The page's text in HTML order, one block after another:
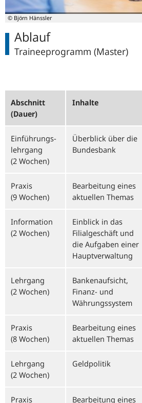
© Björn Hänssler
Ablauf
Traineeprogramm (Master)
Abschnitt
(Dauer)
Inhalte
Einführungs­
lehrgang
(2 Wochen)
Überblick über die
Bundesbank
Praxis
(9 Wochen)
Bearbeitung eines
aktuellen Themas
Information
(2 Wochen)
Einblick in das
Filialgeschäft und
die Aufgaben einer
Hauptverwaltung
Lehrgang
(2 Wochen)
Bankenaufsicht,
Finanz- und
Währungssystem
Praxis
(8 Wochen)
Bearbeitung eines
aktuellen Themas
Lehrgang
(2 Wochen)
Geldpolitik
Praxis
Bearbeitung eines